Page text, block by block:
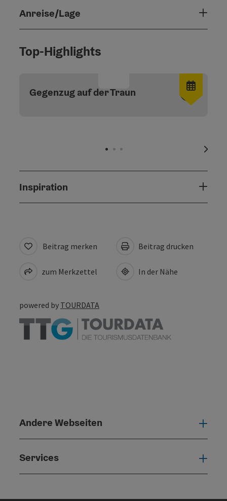
Anreise/Lage
Top-Highlights
Gegenzug auf der Traun
Inspiration
Beitrag merken
zum Merkzettel
Beitrag drucken
In der Nähe
powered by TOURDATA
Andere Webseiten
Services